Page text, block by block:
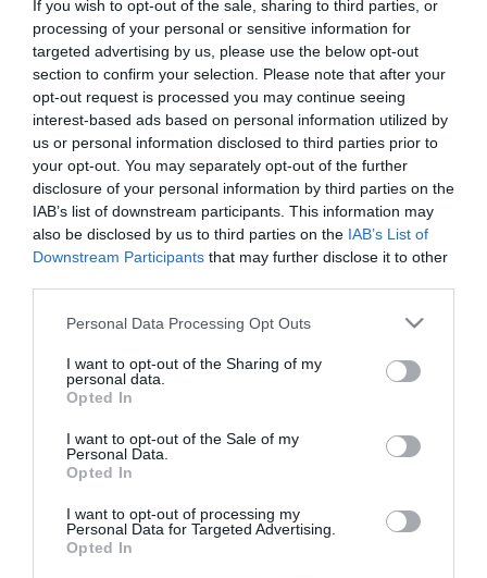
If you wish to opt-out of the sale, sharing to third parties, or
processing of your personal or sensitive information for
targeted advertising by us, please use the below opt-out
section to confirm your selection. Please note that after your
opt-out request is processed you may continue seeing
interest-based ads based on personal information utilized by
us or personal information disclosed to third parties prior to
your opt-out. You may separately opt-out of the further
disclosure of your personal information by third parties on the
IAB’s list of downstream participants. This information may
also be disclosed by us to third parties on the IAB’s List of
Downstream Participants that may further disclose it to other
Please note that this website/app uses one or more Google
not limited to your visit or usage behaviour. You may click to
grant or deny consent to Google and its third-party tags to
use your data for below specified purposes in below Google
consent section.
Personal Data Processing Opt Outs
I want to opt-out of the Sharing of my
personal data.
Opted In
I want to opt-out of the Sale of my
Personal Data.
Opted In
I want to opt-out of processing my
Personal Data for Targeted Advertising.
Opted In
MEDIA
Χριστουγεννιάτικες ταινίες για
όλη την οικογένεια με την
Cosmote TV
04.12.2024